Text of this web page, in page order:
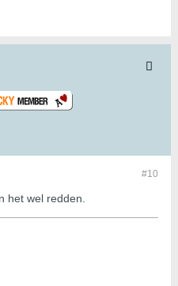
#10
het wel redden.